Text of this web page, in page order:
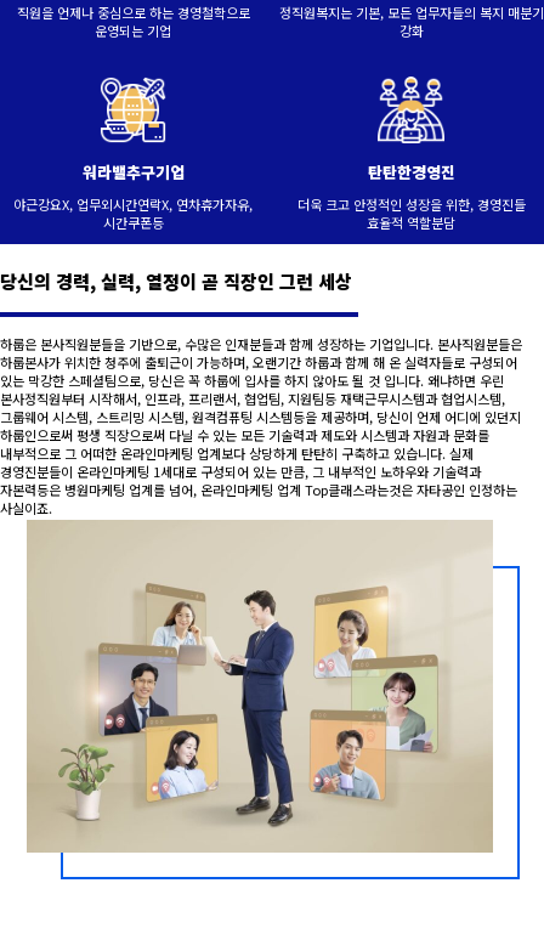
직원을 언제나 중심으로 하는 경영철학으로
운영되는 기업
정직원복지는 기본, 모든 업무자들의 복지 매분기
강화
워라밸추구기업
야근강요X, 업무외시간연락X, 연차휴가자유,
시간쿠폰등
탄탄한경영진
더욱 크고 안정적인 성장을 위한, 경영진들
효율적 역할분담
당신의 경력, 실력, 열정이 곧 직장인 그런 세상
하룹은 본사직원분들을 기반으로, 수많은 인재분들과 함께 성장하는 기업입니다. 본사직원분들은
하룹본사가 위치한 청주에 출퇴근이 가능하며, 오랜기간 하룹과 함께 해 온 실력자들로 구성되어
있는 막강한 스페셜팀으로, 당신은 꼭 하룹에 입사를 하지 않아도 될 것 입니다. 왜냐하면 우린
본사정직원부터 시작해서, 인프라, 프리랜서, 협업팀, 지원팀등 재택근무시스템과 협업시스템,
그룹웨어 시스템, 스트리밍 시스템, 원격컴퓨팅 시스템등을 제공하며, 당신이 언제 어디에 있던지
하룹인으로써 평생 직장으로써 다닐 수 있는 모든 기술력과 제도와 시스템과 자원과 문화를
내부적으로 그 어떠한 온라인마케팅 업계보다 상당하게 탄탄히 구축하고 있습니다. 실제
경영진분들이 온라인마케팅 1세대로 구성되어 있는 만큼, 그 내부적인 노하우와 기술력과
자본력등은 병원마케팅 업계를 넘어, 온라인마케팅 업계 Top클래스라는것은 자타공인 인정하는
사실이죠.